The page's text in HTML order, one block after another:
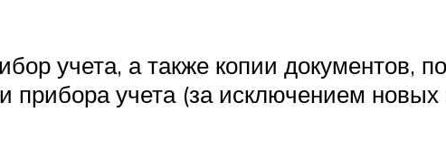
учета, а также копии документов,
прибора учета (за исключением